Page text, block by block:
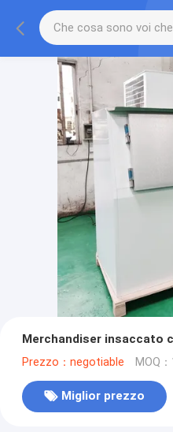
Merchandiser insaccato
Prezzo：negotiable MOQ
Miglior prezzo